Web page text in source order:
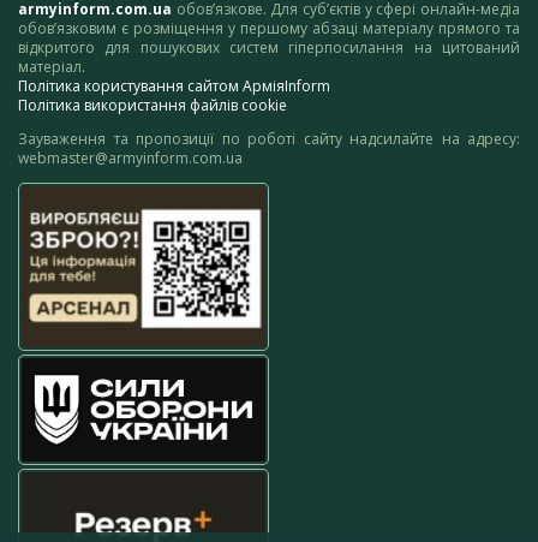
armyinform.com.ua обов’язкове. Для суб’єктів у сфері онлайн-медіа
обов’язковим є розміщення у першому абзаці матеріалу прямого та
відкритого для пошукових систем гіперпосилання на цитований
матеріал.
Політика користування сайтом АрміяInform
Політика використання файлів cookie
Зауваження та пропозиції по роботі сайту надсилайте на адресу:
webmaster@armyinform.com.ua